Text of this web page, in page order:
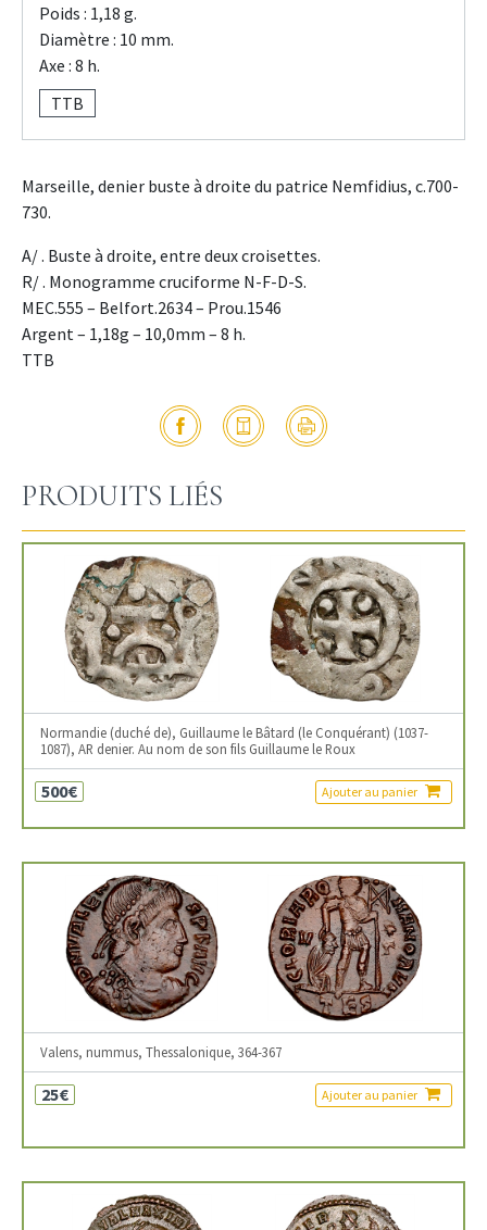
Poids : 1,18 g.
Diamètre : 10 mm.
Axe : 8 h.
TTB
Marseille, denier buste à droite du patrice Nemfidius, c.700-
730.
A/ . Buste à droite, entre deux croisettes.
R/ . Monogramme cruciforme N-F-D-S.
MEC.555 – Belfort.2634 – Prou.1546
Argent – 1,18g – 10,0mm – 8 h.
TTB
PRODUITS LIÉS
Normandie (duché de), Guillaume le Bâtard (le Conquérant) (1037-
1087), AR denier. Au nom de son fils Guillaume le Roux
500€ Ajouter au panier
Valens, nummus, Thessalonique, 364-367
25€ Ajouter au panier